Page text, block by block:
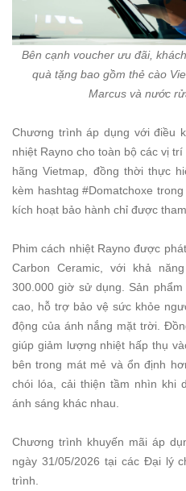
Bên cạnh voucher ưu đãi,
quà tặng bao gồm thẻ cào
Marcus và nước
Chương trình áp dụng với điều
nhiệt Rayno cho toàn bộ các vị
hãng Vietmap, đồng thời thực
kèm hashtag #Domatchoxe
kích hoạt bảo hành chỉ được
Phim cách nhiệt Rayno được
Carbon Ceramic, với khả
300.000 giờ sử dụng. Sản
cao, hỗ trợ bảo vệ sức khỏe
động của ánh nắng mặt trời.
giúp giảm lượng nhiệt hấp thụ
bên trong mát mẻ và ổn định
chói lóa, cải thiện tầm nhìn khi
ánh sáng khác nhau.
Chương trình khuyến mãi áp
ngày 31/05/2026 tại các Đại lý
trình.